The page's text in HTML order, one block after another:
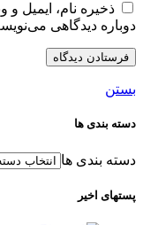
ذخیره نام، ایمیل
دوباره دیدگاهی
بستن
دسته بندی ها
دسته بندی ها
پستهای اخیر